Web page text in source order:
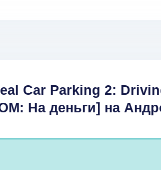
Car Parking 2:
На деньги] на